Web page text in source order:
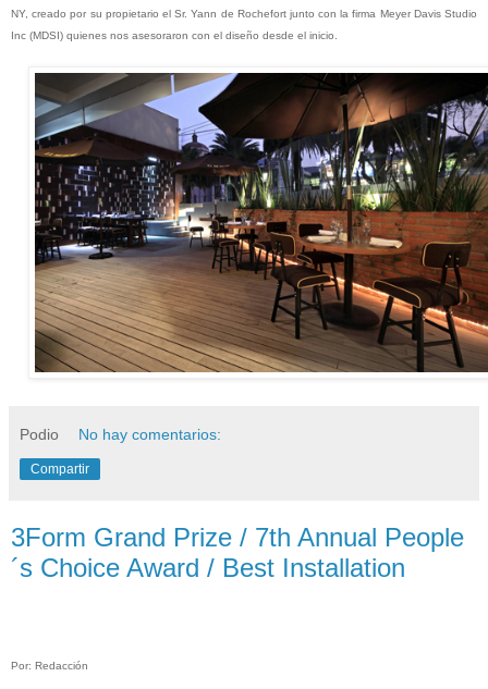
NY, creado por su propietario el Sr. Yann de Rochefort junto con la firma Meyer Davis Studio
Inc (MDSI) quienes nos asesoraron con el diseño desde el inicio.
Podio No hay comentarios:
Compartir
3Form Grand Prize / 7th Annual People
´s Choice Award / Best Installation
Por: Redacción